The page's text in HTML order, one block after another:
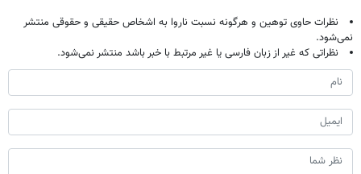
نظرات حاوی توهین و هرگونه نسبت ناروا به اشخاص حقیقی و حقوقی منتشر
نمی‌شود.
نظراتی که غیر از زبان فارسی یا غیر مرتبط با خبر باشد منتشر نمی‌شود.